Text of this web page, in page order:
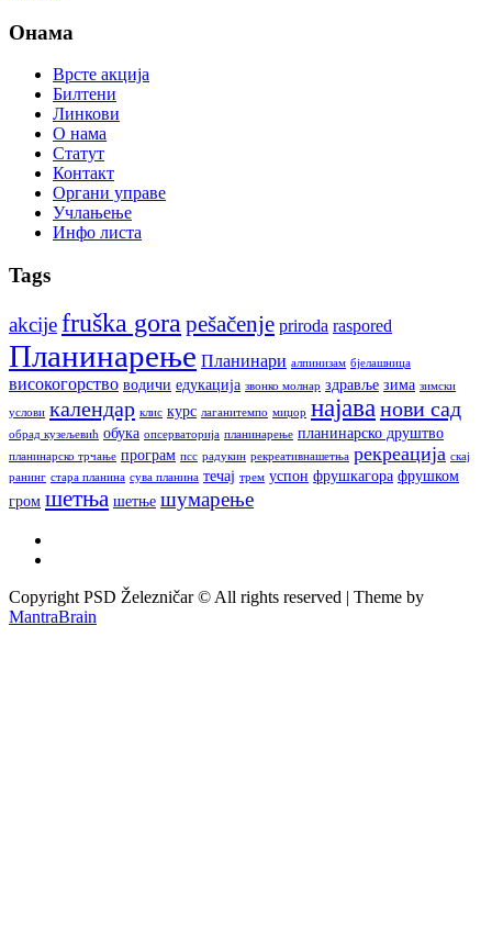
Онама
Врсте акција
Билтени
Линкови
О нама
Статут
Контакт
Органи управе
Учлањење
Инфо листа
Tags
akcijefruška gora pešačenje priroda raspored
Планинарење Планинари алпинизам бјелашница
високогорство водичи едукација звонко молнар здравље зима зимски
услови календар клис курс лаганитемпо миџор најава нови сад
обрад кузељевић обука опсерваторија планинарење планинарско друштво
планинарско трчање програм псс радукин рекреативнашетња рекреација скај
ранинг стара планина сува планина течај трем успон фрушкагора фрушком
гром шетња шетње шумарење
Copyright PSD Železničar © All rights reserved | Theme by
MantraBrain